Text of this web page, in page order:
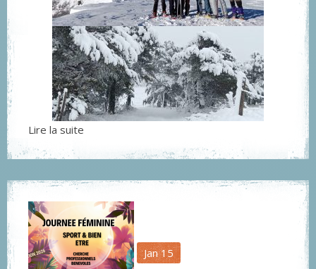
Lire la suite
Jan 15